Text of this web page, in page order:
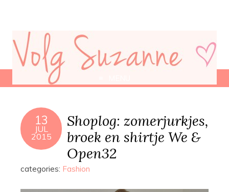
13
JUL
2015
Shoplog: zomerjurkjes,
broek en shirtje We &
Open32
categories: Fashion